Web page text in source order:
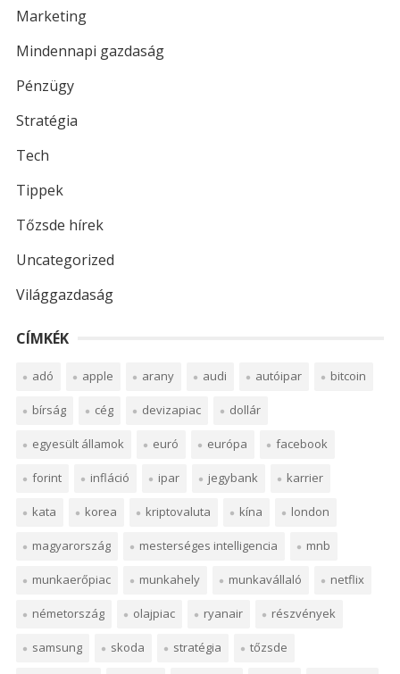
Marketing
Mindennapi gazdaság
Pénzügy
Stratégia
Tech
Tippek
Tőzsde hírek
Uncategorized
Világgazdaság
CÍMKÉK
adó apple arany audi autóipar bitcoin
bírság cég devizapiac dollár
egyesült államok euró európa facebook
forint infláció ipar jegybank karrier
kata korea kriptovaluta kína london
magyarország mesterséges intelligencia mnb
munkaerőpiac munkahely munkavállaló netflix
németország olajpiac ryanair részvények
samsung skoda stratégia tőzsde